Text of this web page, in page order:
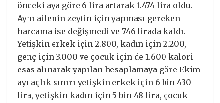
önceki aya göre 6 lira artarak 1.474 lira oldu.
Aynı ailenin zeytin için yapması gereken
harcama ise değişmedi ve 746 lirada kaldı.
Yetişkin erkek için 2.800, kadın için 2.200,
genç için 3.000 ve çocuk için de 1.600 kalori
esas alınarak yapılan hesaplamaya göre Ekim
ayı açlık sınırı yetişkin erkek için 6 bin 430
lira, yetişkin kadın için 5 bin 48 lira, çocuk